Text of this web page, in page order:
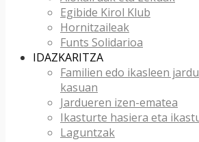
Egibide Kirol Klub
Hornitzaileak
Funts Solidarioa
IDAZKARITZA
Familien edo ikasleen
kasuan
Jardueren izen-ematea
Ikasturte hasiera eta
Laguntzak